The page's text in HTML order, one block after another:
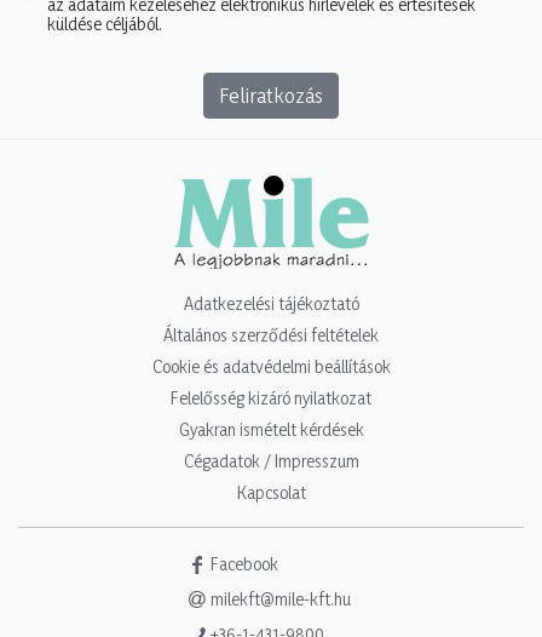
az adataim kezeléséhez elektronikus hírlevelek és értesítések
küldése céljából.
Feliratkozás
Adatkezelési tájékoztató
Általános szerződési feltételek
Cookie és adatvédelmi beállítások
Felelősség kizáró nyilatkozat
Gyakran ismételt kérdések
Cégadatok / Impresszum
Kapcsolat
Facebook
milekft@mile-kft.hu